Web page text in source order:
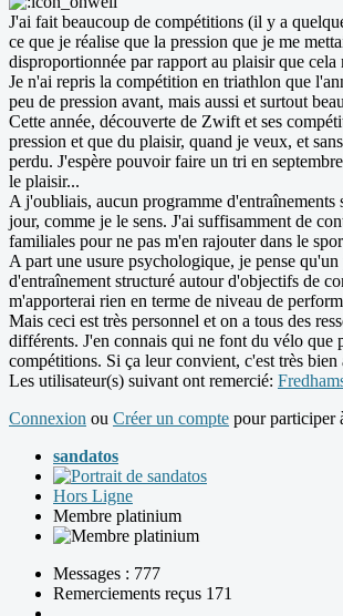
J'ai fait beaucoup de compétitions (il y a
ce que je réalise que la pression que je me
disproportionnée par rapport au plaisir que cela
Je n'ai repris la compétition en triathlon que
peu de pression avant, mais aussi et surtout
Cette année, découverte de Zwift et ses
pression et que du plaisir, quand je veux, et
perdu. J'espère pouvoir faire un tri en
le plaisir...
A j'oubliais, aucun programme d'entraînements
jour, comme je le sens. J'ai suffisamment de
familiales pour ne pas m'en rajouter dans le
A part une usure psychologique, je pense
d'entraînement structuré autour d'objectifs de
m'apporterai rien en terme de niveau de
Mais ceci est très personnel et on a tous des
différents. J'en connais qui ne font du vélo que
compétitions. Si ça leur convient, c'est très bien
Les utilisateur(s) suivant ont remercié:
Connexion ou Créer un compte pour participer
sandatos
Hors Ligne
Membre platinium
Messages : 777
Remerciements reçus 171